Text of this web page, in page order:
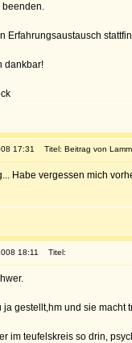
beenden.
Erfahrungsaustausch
dankbar!
17:31 Titel: Beitrag von
Habe vergessen mich
18:11 Titel:
gestellt,hm und sie macht
im teufelskreis so drin,